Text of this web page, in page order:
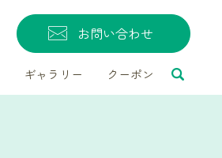
お問い合わせ
ギャラリー クーポン